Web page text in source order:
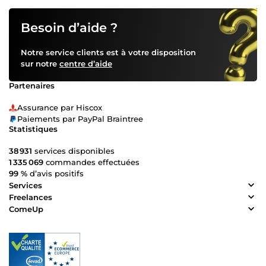
Besoin d’aide ?
Notre service clients est à votre disposition
sur notre centre d’aide
Partenaires
Assurance par Hiscox
Paiements par PayPal Braintree
Statistiques
38 931 services disponibles
1 335 069 commandes effectuées
99 % d’avis positifs
Services
Freelances
ComeUp